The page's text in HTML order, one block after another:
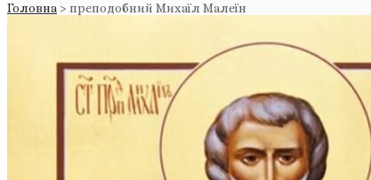
Головна > преподобний Михаїл Малеїн